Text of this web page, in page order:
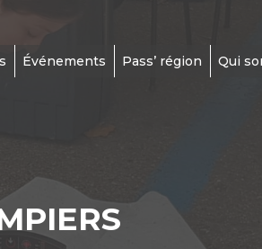
Événements Pass’ région Qui